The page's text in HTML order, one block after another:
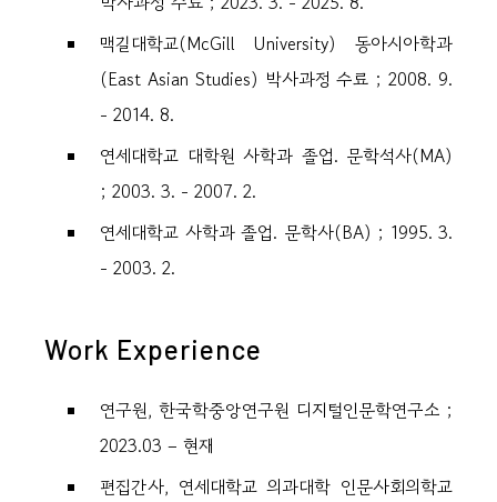
맥길대학교(McGill University) 동아시아학과
(East Asian Studies) 박사과정 수료 ; 2008. 9.
- 2014. 8.
연세대학교 대학원 사학과 졸업. 문학석사(MA)
; 2003. 3. - 2007. 2.
연세대학교 사학과 졸업. 문학사(BA) ; 1995. 3.
- 2003. 2.
Work Experience
연구원, 한국학중앙연구원 디지털인문학연구소 ;
2023.03 – 현재
편집간사, 연세대학교 의과대학 인문사회의학교